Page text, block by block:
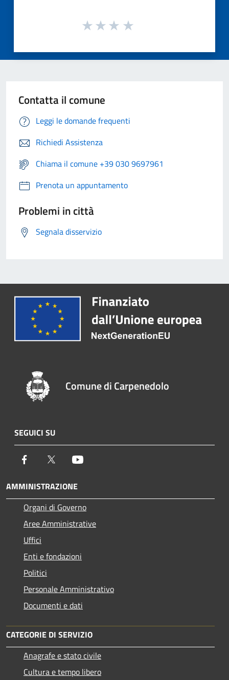
Contatta il comune
Leggi le domande frequenti
Richiedi Assistenza
Chiama il comune +39 030 9697961
Prenota un appuntamento
Problemi in città
Segnala disservizio
Comune di Carpenedolo
SEGUICI SU
Facebook Twitter
AMMINISTRAZIONE
Organi di Governo
Aree Amministrative
Uffici
Enti e fondazioni
Politici
Personale Amministrativo
Documenti e dati
CATEGORIE DI SERVIZIO
Anagrafe e stato civile
Cultura e tempo libero